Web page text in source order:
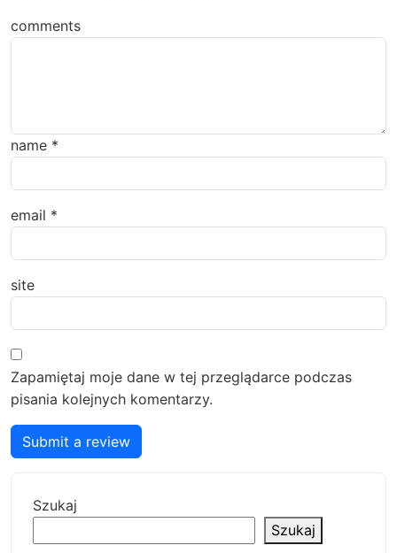
comments
name *
email *
site
Zapamiętaj moje dane w tej przeglądarce podczas
pisania kolejnych komentarzy.
Submit a review
Szukaj
Szukaj